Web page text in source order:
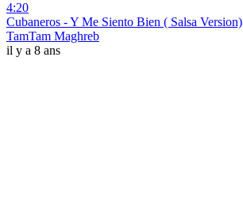
4:20
Cubaneros - Y Me Siento Bien ( Salsa Version)
TamTam Maghreb
il y a 8 ans